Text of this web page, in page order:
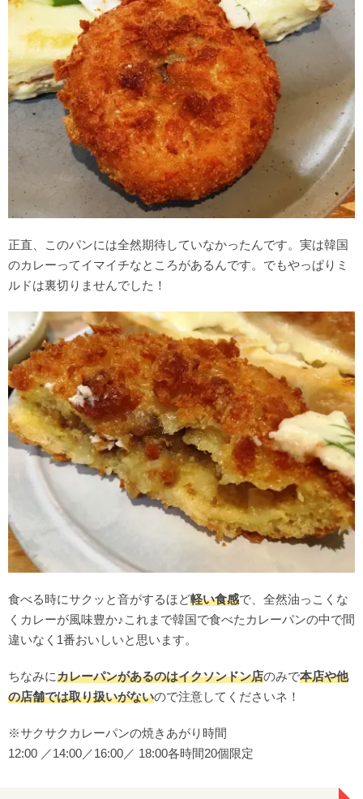
正直、このパンには全然期待していなかったんです。実は韓国
のカレーってイマイチなところがあるんです。でもやっぱりミ
ルドは裏切りませんでした！
食べる時にサクッと音がするほど軽い食感で、全然油っこくな
くカレーが風味豊か♪これまで韓国で食べたカレーパンの中で間
違いなく1番おいしいと思います。
ちなみにカレーパンがあるのはイクソンドン店のみで本店や他
の店舗では取り扱いがないので注意してくださいネ！
※サクサクカレーパンの焼きあがり時間
12:00 ／14:00／16:00／ 18:00各時間20個限定